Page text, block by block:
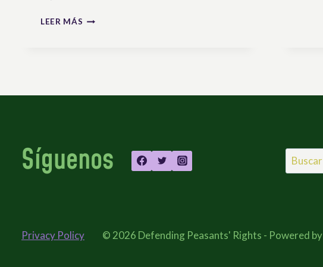
LEER MÁS EN
E
Síguenos Buscar:
Privacy Policy © 2026 Defending Peasants' Rights - Powered by